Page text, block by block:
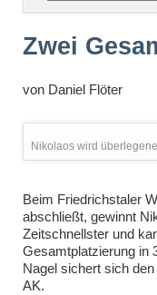
Zwei
von Daniel Flöter
Nikolaos wird
Beim Friedrichstaler
abschließt, gewinnt
Zeitschnellster und
Gesamtplatzierung in
Nagel sichert sich
AK.